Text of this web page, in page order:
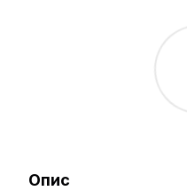
Опис